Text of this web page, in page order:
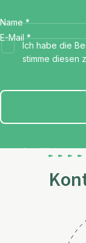
Name *
E-Mail *
Ich habe die
stimme diesen